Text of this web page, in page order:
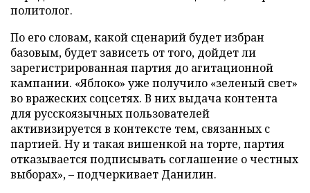
политолог.
По его словам, какой сценарий будет избран
базовым, будет зависеть от того, дойдет ли
зарегистрированная партия до агитационной
кампании. «Яблоко» уже получило «зеленый свет»
во вражеских соцсетях. В них выдача контента
для русскоязычных пользователей
активизируется в контексте тем, связанных с
партией. Ну и такая вишенкой на торте, партия
отказывается подписывать соглашение о честных
выборах», – подчеркивает Данилин.